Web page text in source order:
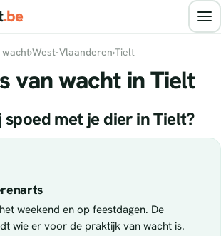
.be
wacht›West-Vlaanderen›Tielt
van wacht in Tielt
met je dier in Tielt?
weekend en op feestdagen. De
wie er voor de praktijk van wacht is.